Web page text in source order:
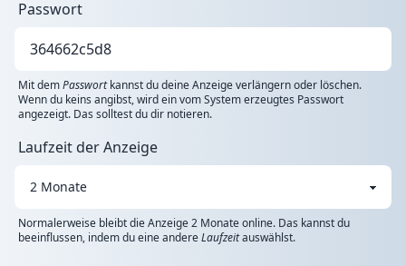
Passwort
Mit demPasswortkannst du deine Anzeige verlängern oder löschen.
Wenn du keins angibst, wird ein vom System erzeugtes Passwort
angezeigt. Das solltest du dir notieren.
Laufzeit der Anzeige
Normalerweise bleibt die Anzeige 2 Monate online. Das kannst du
beeinflussen, indem du eine andereLaufzeitauswählst.